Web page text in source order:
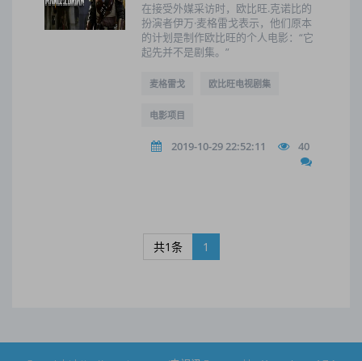
在接受外媒采访时，欧比旺.克诺比的
扮演者伊万·麦格雷戈表示，他们原本
的计划是制作欧比旺的个人电影：“它
起先并不是剧集。”
麦格雷戈 欧比旺电视剧集
电影项目
2019-10-29 22:52:11 40
共1条 1